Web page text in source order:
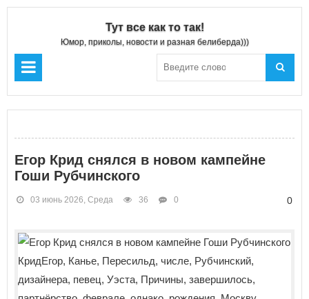
Тут все как то так!
Юмор, приколы, новости и разная белиберда)))
Егор Крид снялся в новом кампейне
Гоши Рубчинского
03 июнь 2026, Среда 36 0 0